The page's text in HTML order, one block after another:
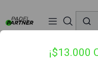
¡$13.000
📦 Envío Gratis desde
antes de las 12:00 hrs (día hábil) y